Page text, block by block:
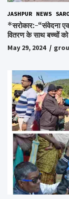
JASHPUR NEWS
*सरोकार:-“संवेदना एक
वितरण के साथ बच्चों
अपनों को पाकर भाव
किया गया
May 29, 2024